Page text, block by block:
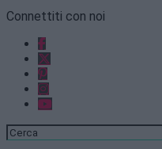
Connettiti con noi